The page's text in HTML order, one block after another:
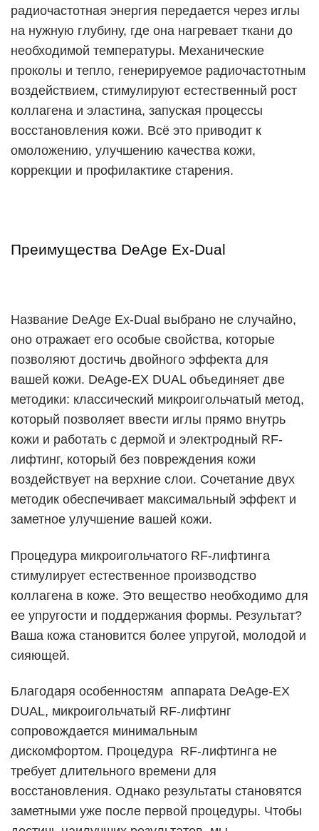
радиочастотная энергия передается через иглы
на нужную глубину, где она нагревает ткани до
необходимой температуры. Механические
проколы и тепло, генерируемое радиочастотным
воздействием, стимулируют естественный рост
коллагена и эластина, запуская процессы
восстановления кожи. Всё это приводит к
омоложению, улучшению качества кожи,
коррекции и профилактике старения.
Преимущества DeAge Ex-Dual
Название DeAge Ex-Dual выбрано не случайно,
оно отражает его особые свойства, которые
позволяют достичь двойного эффекта для
вашей кожи. DeAge-EX DUAL объединяет две
методики: классический микроигольчатый метод,
который позволяет ввести иглы прямо внутрь
кожи и работать с дермой и электродный RF-
лифтинг, который без повреждения кожи
воздействует на верхние слои. Сочетание двух
методик обеспечивает максимальный эффект и
заметное улучшение вашей кожи.
Процедура микроигольчатого RF-лифтинга
стимулирует естественное производство
коллагена в коже. Это вещество необходимо для
ее упругости и поддержания формы. Результат?
Ваша кожа становится более упругой, молодой и
сияющей.
Благодаря особенностям аппарата DeAge-EX
DUAL, микроигольчатый RF-лифтинг
сопровождается минимальным
дискомфортом. Процедура RF-лифтинга не
требует длительного времени для
восстановления. Однако результаты становятся
заметными уже после первой процедуры. Чтобы